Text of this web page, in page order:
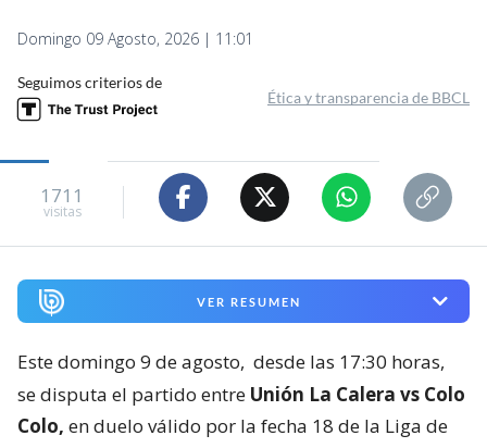
Domingo 09 Agosto, 2026 | 11:01
Seguimos criterios de
Ética y transparencia de BBCL
1711
visitas
VER RESUMEN
Este domingo 9 de agosto, desde las 17:30 horas,
se disputa el partido entre Unión La Calera vs Colo
Colo, en duelo válido por la fecha 18 de la Liga de